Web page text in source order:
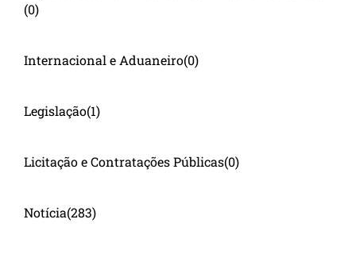
(0)
Internacional e Aduaneiro(0)
Legislação(1)
Licitação e Contratações Públicas(0)
Notícia(283)